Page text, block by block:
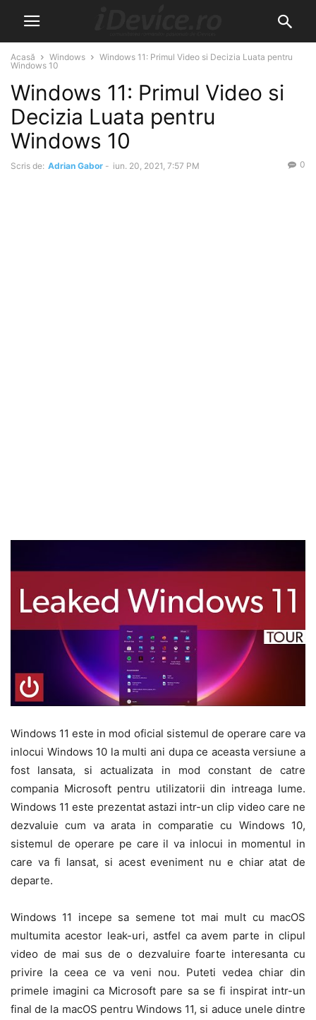
Acasă Windows
Windows 11: Primul Video si Decizia Luata pentru
Windows 10
Windows 11: Primul Video si
Decizia Luata pentru
Windows 10
Scris de: Adrian Gabor - iun. 20, 2021, 7:57 PM 0
Windows 11 este in mod oficial sistemul de operare care va
inlocui Windows 10 la multi ani dupa ce aceasta versiune a
fost lansata, si actualizata in mod constant de catre
compania Microsoft pentru utilizatorii din intreaga lume.
Windows 11 este prezentat astazi intr-un clip video care ne
dezvaluie cum va arata in comparatie cu Windows 10,
sistemul de operare pe care il va inlocui in momentul in
care va fi lansat, si acest eveniment nu e chiar atat de
departe.
Windows 11 incepe sa semene tot mai mult cu macOS
multumita acestor leak-uri, astfel ca avem parte in clipul
video de mai sus de o dezvaluire foarte interesanta cu
privire la ceea ce va veni nou. Puteti vedea chiar din
primele imagini ca Microsoft pare sa se fi inspirat intr-un
final de la macOS pentru Windows 11, si aduce unele dintre